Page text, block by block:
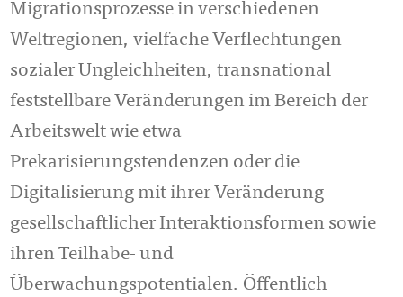
Migrationsprozesse in verschiedenen
Weltregionen, vielfache Verflechtungen
sozialer Ungleichheiten, transnational
feststellbare Veränderungen im Bereich der
Arbeitswelt wie etwa
Prekarisierungstendenzen oder die
Digitalisierung mit ihrer Veränderung
gesellschaftlicher Interaktionsformen sowie
ihren Teilhabe- und
Überwachungspotentialen. Öffentlich